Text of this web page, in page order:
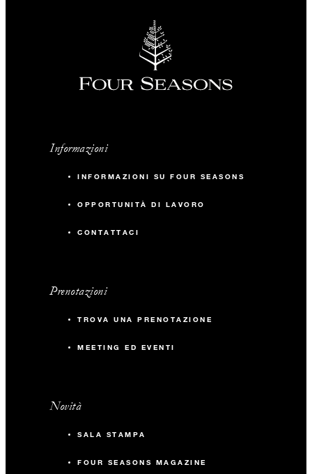
Informazioni
INFORMAZIONI SU FOUR SEASONS
OPPORTUNITÀ DI LAVORO
CONTATTACI
Prenotazioni
TROVA UNA PRENOTAZIONE
MEETING ED EVENTI
Novità
SALA STAMPA
FOUR SEASONS MAGAZINE